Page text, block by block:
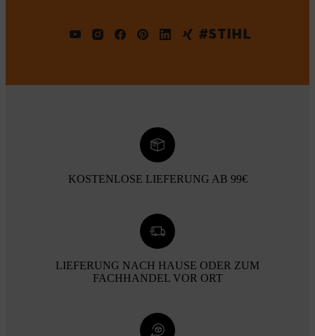
#STIHL
KOSTENLOSE LIEFERUNG AB 99€
LIEFERUNG NACH HAUSE ODER ZUM
FACHHANDEL VOR ORT